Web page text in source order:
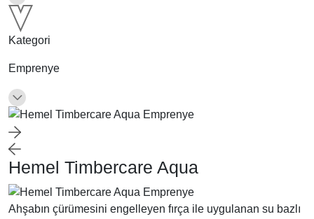
Kategori
Emprenye
Hemel Timbercare Aqua
Ahşabın çürümesini engelleyen fırça ile uygulanan su bazlı